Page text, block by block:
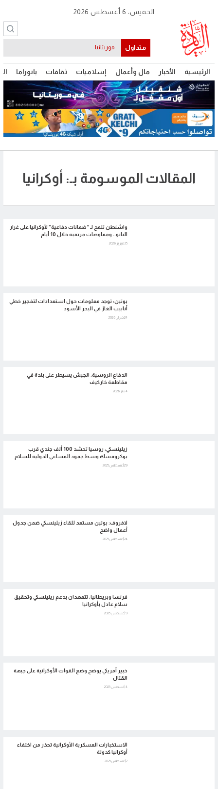
الرئيسية الأخبار مال وأعمال إسلاميات ثقافات بانوراما
الخميس، 6 أغسطس 2026
متداول موريتانيا
المقالات الموسومة بـ: أوكرانيا
واشنطن تلمح لـ “ضمانات دفاعية” لأوكرانيا على غرار
الناتو.. ومفاوضات مرتقبة خلال 10 أيام
25 فبراير 2026
بوتين: توجد معلومات حول استعدادات لتفجير خطي
أنابيب الغاز في البحر الأسود
24 فبراير 2026
الدفاع الروسية: الجيش يسيطر على بلدة في
مقاطعة خاركيف
4 يناير 2026
زيلينسكي: روسيا تحشد 100 ألف جندي قرب
بوكروفسك وسط جمود المساعي الدولية للسلام
29 أغسطس 2025
لافروف: بوتين مستعد للقاء زيلينسكي ضمن جدول
أعمال واضح
24 أغسطس 2025
فرنسا وبريطانيا: تتعهدان بدعم زيلينسكي وتحقيق
سلام عادل بأوكرانيا
9 أغسطس 2025
خبير أمريكي يوضح وضع القوات الأوكرانية على جبهة
القتال
4 أغسطس 2025
الاستخبارات العسكرية الأوكرانية تحذر من اختفاء
أوكرانيا كدولة
2 أغسطس 2025